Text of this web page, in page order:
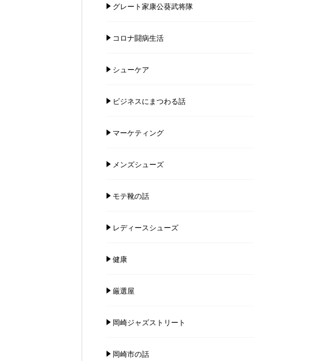
グレート家康公葵武将隊
コロナ闘病生活
シューケア
ビジネスにまつわる話
マーケティング
メンズシューズ
モテ靴の話
レディースシューズ
健康
厳選屋
岡崎ジャズストリート
岡崎市の話